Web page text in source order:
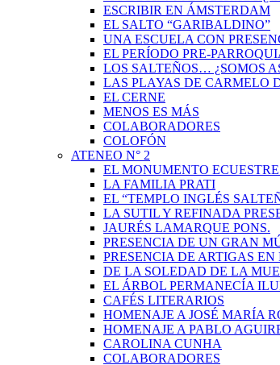
ESCRIBIR EN ÁMSTERDAM
EL SALTO “GARIBALDINO”
UNA ESCUELA CON
EL PERÍODO PRE-
LOS SALTEÑOS… ¿SOMOS
LAS PLAYAS DE CARMELO
EL CERNE
MENOS ES MÁS
COLABORADORES
COLOFÓN
ATENEO N° 2
EL MONUMENTO
LA FAMILIA PRATI
EL “TEMPLO INGLÉS
LA SUTIL Y REFINADA
JAURÉS LAMARQUE PONS.
PRESENCIA DE UN GRAN
PRESENCIA DE ARTIGAS
DE LA SOLEDAD DE LA
EL ÁRBOL PERMANECÍA
CAFÉS LITERARIOS
HOMENAJE A JOSÉ MARÍA
HOMENAJE A PABLO
CAROLINA CUNHA
COLABORADORES